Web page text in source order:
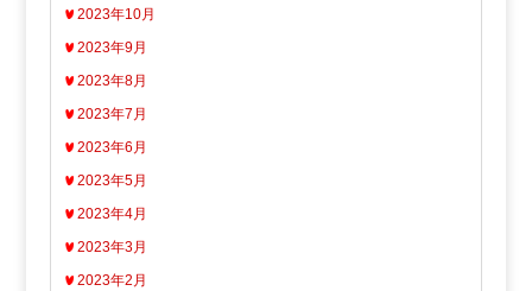
2023年10月
2023年9月
2023年8月
2023年7月
2023年6月
2023年5月
2023年4月
2023年3月
2023年2月